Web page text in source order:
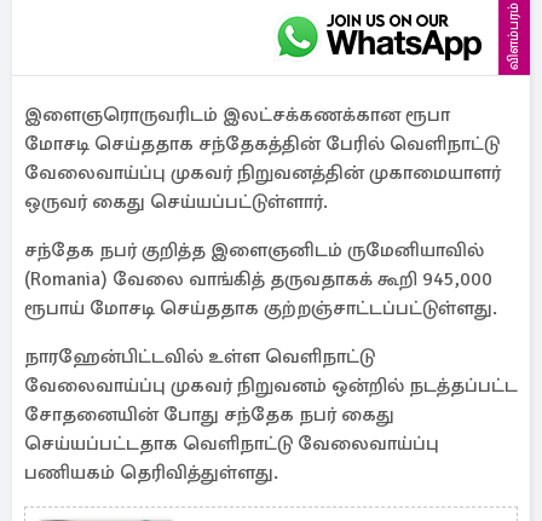
விளம்பரம்
இளைஞரொருவரிடம் இலட்சக்கணக்கான ரூபா
மோசடி செய்ததாக சந்தேகத்தின் பேரில் வெளிநாட்டு
வேலைவாய்ப்பு முகவர் நிறுவனத்தின் முகாமையாளர்
ஒருவர் கைது செய்யப்பட்டுள்ளார்.
சந்தேக நபர் குறித்த இளைஞனிடம் ருமேனியாவில்
(Romania) வேலை வாங்கித் தருவதாகக் கூறி 945,000
ரூபாய் மோசடி செய்ததாக குற்றஞ்சாட்டப்பட்டுள்ளது.
நாரஹேன்பிட்டவில் உள்ள வெளிநாட்டு
வேலைவாய்ப்பு முகவர் நிறுவனம் ஒன்றில் நடத்தப்பட்ட
சோதனையின் போது சந்தேக நபர் கைது
செய்யப்பட்டதாக வெளிநாட்டு வேலைவாய்ப்பு
பணியகம் தெரிவித்துள்ளது.